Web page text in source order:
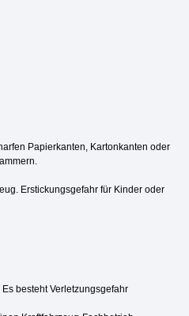
Papierkanten, Kartonkanten oder
Erstickungsgefahr für Kinder oder
besteht Verletzungsgefahr